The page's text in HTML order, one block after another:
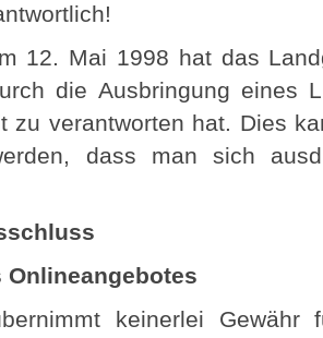
12. Mai 1998 hat das
die Ausbringung eines
zu verantworten hat. Dies
dass man sich
Onlineangebotes
keinerlei Gewähr